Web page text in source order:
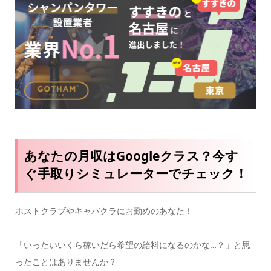
あなたの月収はGoogleクラス？今す
ぐ手取りシミュレーターでチェック！
ホストクラブやキャバクラにお勤めのあなた！
「いったいいくら稼いだら希望の給料になるのかな…？」と思
ったことはありませんか？